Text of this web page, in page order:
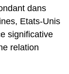
dans
Etats-Unis
significative
relation